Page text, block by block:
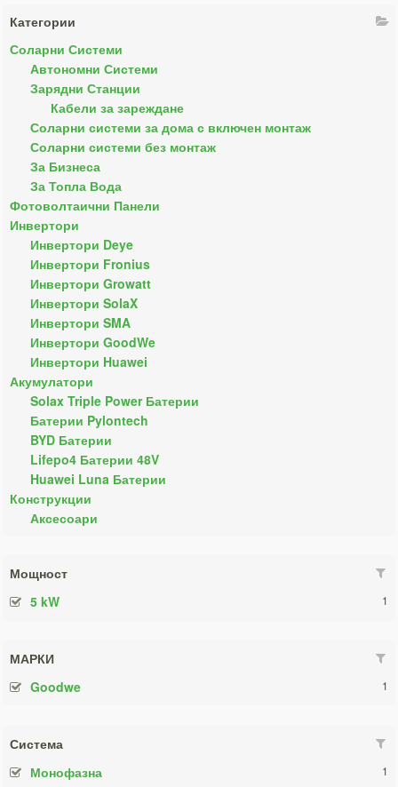
Категории
Соларни Системи
Автономни Системи
Зарядни Станции
Кабели за зареждане
Соларни системи за дома с включен монтаж
Соларни системи без монтаж
За Бизнеса
За Топла Вода
Фотоволтаични Панели
Инвертори
Инвертори Deye
Инвертори Fronius
Инвертори Growatt
Инвертори SolaX
Инвертори SMA
Инвертори GoodWe
Инвертори Huawei
Акумулатори
Solax Triple Power Батерии
Батерии Pylontech
BYD Батерии
Lifepo4 Батерии 48V
Huawei Luna Батерии
Конструкции
Аксесоари
Мощност
5 kW
1
МАРКИ
Goodwe
1
Система
Монофазна
1